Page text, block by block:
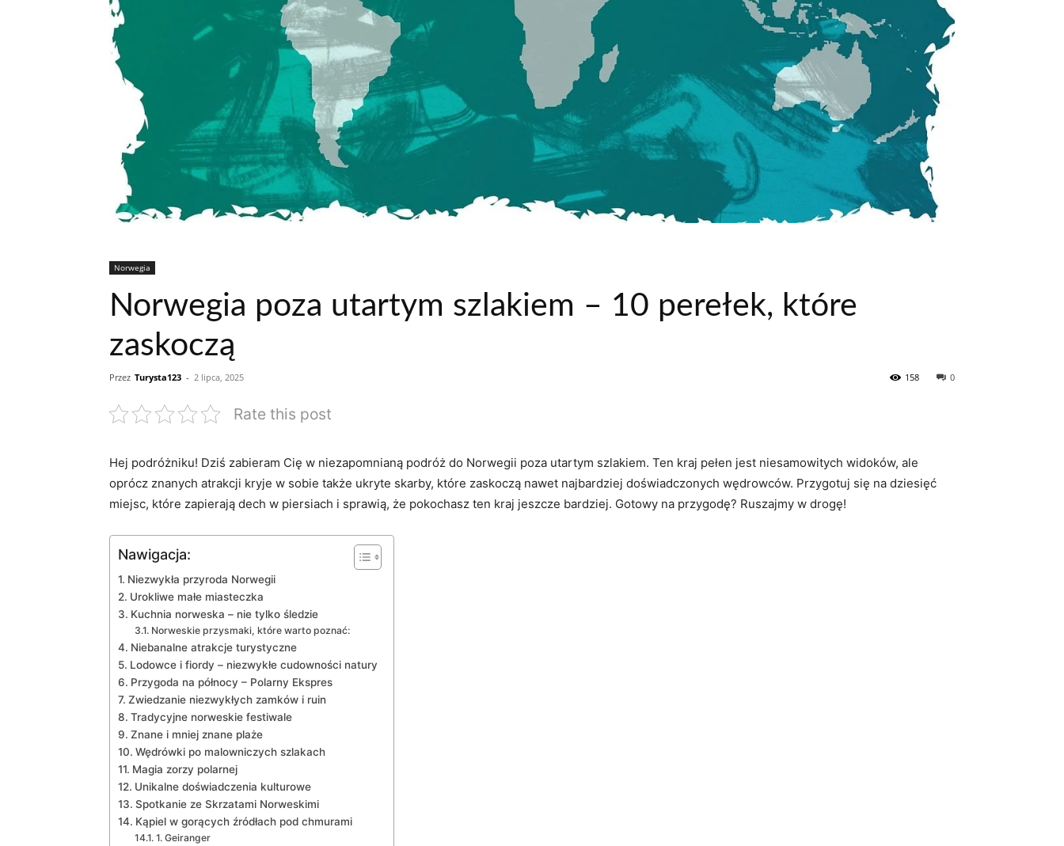
Norwegia
Norwegia poza utartym szlakiem – 10 perełek, które
zaskoczą
Przez Turysta123 - 2 lipca, 2025 0
158
Rate this post
Hej podróżniku! ⁣Dziś ⁣zabieram Cię w niezapomnianą podróż do Norwegii poza utartym szlakiem. Ten kraj pełen ‌jest niesamowitych​ widoków, ale
oprócz⁤ znanych atrakcji ⁣kryje w sobie także ukryte skarby, które​ zaskoczą‌ nawet najbardziej doświadczonych wędrowców.‍ Przygotuj się na dziesięć
⁤miejsc, które​ zapierają dech‌ w piersiach i sprawią,​ że pokochasz ten kraj ⁤jeszcze ⁣bardziej. Gotowy na przygodę? Ruszajmy w‍ drogę!
Nawigacja:
Niezwykła ⁤przyroda‍ Norwegii
Urokliwe ⁢małe miasteczka
Kuchnia norweska⁤ – nie tylko śledzie
Norweskie przysmaki, które warto poznać:
Niebanalne⁣ atrakcje turystyczne
Lodowce i fiordy –​ niezwykłe⁣ cudowności natury
Przygoda ​na północy – Polarny Ekspres
Zwiedzanie niezwykłych ‍zamków‍ i ruin
Tradycyjne norweskie festiwale
Znane i mniej znane ⁤plaże
Wędrówki po malowniczych szlakach
Magia ⁤zorzy polarnej
Unikalne doświadczenia kulturowe
Spotkanie ze Skrzatami Norweskimi
Kąpiel⁤ w gorących źródłach‍ pod chmurami
1. Geiranger